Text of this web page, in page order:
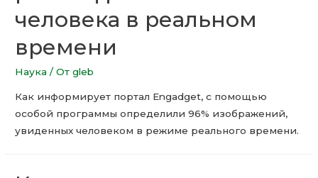
человека в реальном
времени
Наука / От gleb
Как информирует портал Engadget, с помощью
особой программы определили 96% изображений,
увиденных человеком в режиме реального времени.